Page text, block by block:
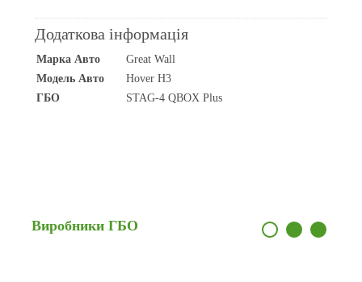
Додаткова інформація
Марка Авто
Great Wall
Модель Авто
Hover H3
ГБО
STAG-4 QBOX Plus
Виробники ГБО